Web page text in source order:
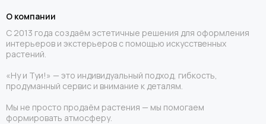
О компании
С 2013 года создаём эстетичные решения для оформления
интерьеров и экстерьеров с помощью искусственных
растений.
«Ну и Туи!» — это индивидуальный подход, гибкость,
продуманный сервис и внимание к деталям.
Мы не просто продаём растения — мы помогаем
формировать атмосферу.